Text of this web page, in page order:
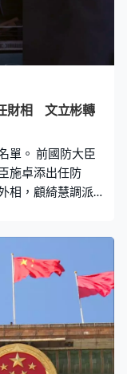
財相 文立彬轉
單。 前國防大臣
施卓添出任防
相，顧綺慧調派
穩定，將推動四
是要解決露宿者